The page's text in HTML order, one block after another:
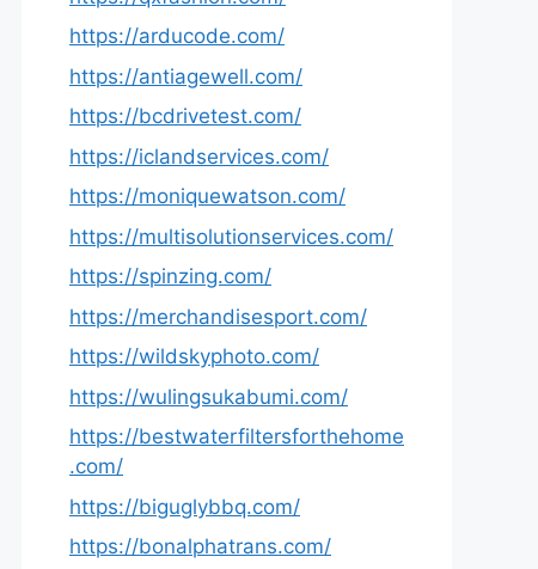
https://arducode.com/
https://antiagewell.com/
https://bcdrivetest.com/
https://iclandservices.com/
https://moniquewatson.com/
https://multisolutionservices.com/
https://spinzing.com/
https://merchandisesport.com/
https://wildskyphoto.com/
https://wulingsukabumi.com/
https://bestwaterfiltersforthehome
.com/
https://biguglybbq.com/
https://bonalphatrans.com/